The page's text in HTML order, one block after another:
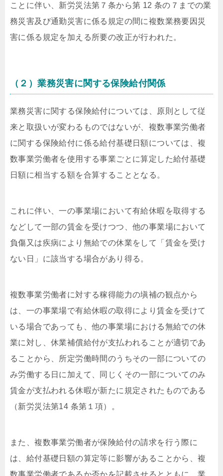
ことに伴い、新労災法第７条から第 12 条の７までの業
務災害及び通勤災害に係る規定の間に複数業務要因災
害に係る規定を加える所要の改正が行われた。
（２）業務災害に関する保険給付関係
業務災害に関する保険給付については、原則として従
来と取扱いが変わるものではないが、複数事業労働者
に関する保険給付に係る給付基礎日額については、複
数事業労働者を使用する事業ごとに算定した給付基礎
日額に相当する額を合算することとなる。
これに伴い、一の事業場において有給休暇を取得する
などして一部の賃金を受けつつ、他の事業場において
負傷又は疾病により無給での休業をして「賃金を受け
ない日」に該当する場合があり得る。
複数事業労働者に対する稼得能力の塡補の観点から
は、一の事業場で有給休暇の取得により賃金を受けて
いる場合であっても、他の事業場における無給での休
業に対し、休業補償給付が支払われることが適切であ
ることから、所定労働時間のうちその一部についての
み労働する日に加えて、同じくその一部についてのみ
賃金が支払われる休暇が新たに規定されたものである
（新労災法第14 条第１項）。
また、複数事業労働者が保険給付の請求を行う際に
は、給付基礎日額の算定等に影響があることから、複
数事業労働者であるか否かを記載させるとともに、業